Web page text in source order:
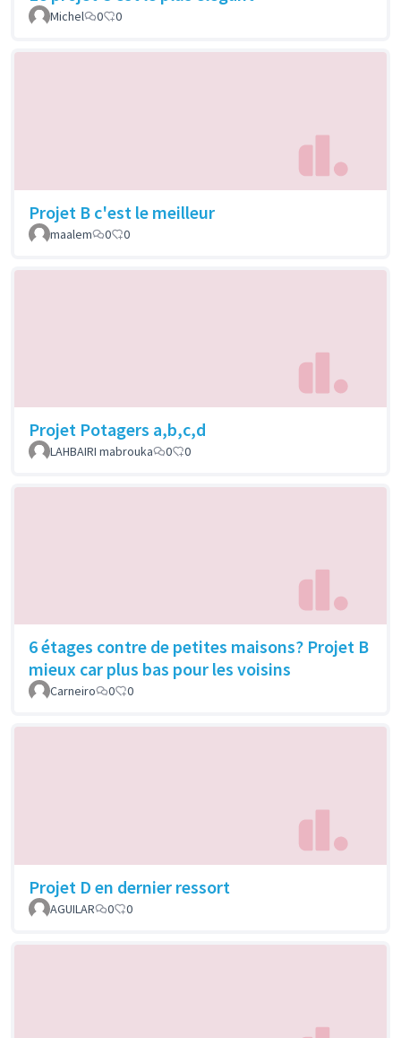
Michel 0 0
Projet B c'est le meilleur
maalem 0 0
Projet Potagers a,b,c,d
LAHBAIRI mabrouka 0 0
6 étages contre de petites maisons? Projet B
mieux car plus bas pour les voisins
Carneiro 0 0
Projet D en dernier ressort
AGUILAR 0 0